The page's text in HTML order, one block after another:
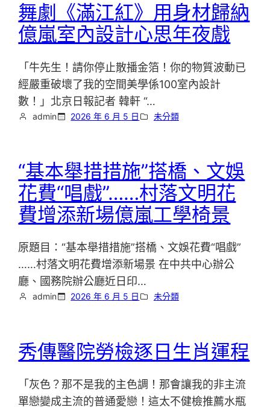
舞劇《滿江紅》用身材歸納
億嵐室內設計心思年夜戲
「牛先生！請你停止散播金箔！你的物質波動已
經嚴重破壞了我的空間美學係100室內設計
數！」北京日報記者 韓軒 “…
admin 2026 年 6 月 5 日 未分類
“基本舉措措施”搭橋、文娛
花費“唱戲”……村落文明花
費增添新場億嵐工學椅景
原題目：“基本舉措措施”搭橋、文娛花費“唱戲”
……村落文明花費增添新場景 在中共中心辦公
廳、國務院辦公廳近日印…
admin 2026 年 6 月 5 日 未分類
秀傳醫院勞檢逐日生肖運程
「灰色？那不是我的主色調！那會讓我的非主流
單戀變成主流的普通愛戀！這太不健檢推薦水瓶